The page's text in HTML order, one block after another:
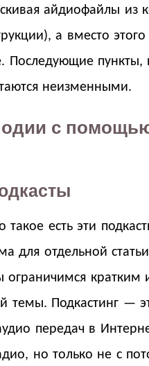
айдиофайлы из
а вместо
Последующие пункты,
неизменными.
с
такое есть эти
для отдельной
ограничимся кратким
темы. Подкастинг —
передач в
но только не с